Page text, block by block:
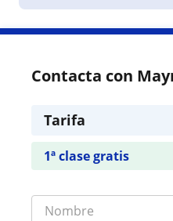
Contacta con
Tarifa
1ª clase gratis